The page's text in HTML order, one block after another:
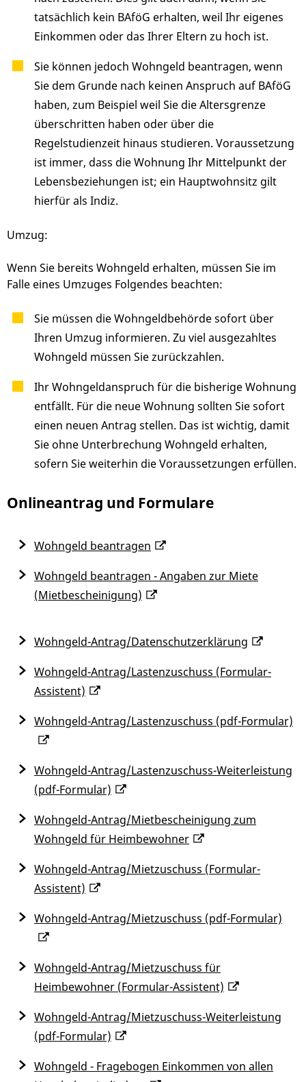
tatsächlich kein BAföG erhalten, weil Ihr eigenes
Einkommen oder das Ihrer Eltern zu hoch ist.
Sie können jedoch Wohngeld beantragen, wenn
Sie dem Grunde nach keinen Anspruch auf BAföG
haben, zum Beispiel weil Sie die Altersgrenze
überschritten haben oder über die
Regelstudienzeit hinaus studieren. Voraussetzung
ist immer, dass die Wohnung Ihr Mittelpunkt der
Lebensbeziehungen ist; ein Hauptwohnsitz gilt
hierfür als Indiz.
Umzug:
Wenn Sie bereits Wohngeld erhalten, müssen Sie im
Falle eines Umzuges Folgendes beachten:
Sie müssen die Wohngeldbehörde sofort über
Ihren Umzug informieren. Zu viel ausgezahltes
Wohngeld müssen Sie zurückzahlen.
Ihr Wohngeldanspruch für die bisherige Wohnung
entfällt. Für die neue Wohnung sollten Sie sofort
einen neuen Antrag stellen. Das ist wichtig, damit
Sie ohne Unterbrechung Wohngeld erhalten,
sofern Sie weiterhin die Voraussetzungen erfüllen.
Onlineantrag und Formulare
Wohngeld beantragen
Wohngeld beantragen - Angaben zur Miete
(Mietbescheinigung)
Wohngeld-Antrag/Datenschutzerklärung
Wohngeld-Antrag/Lastenzuschuss (Formular-
Assistent)
Wohngeld-Antrag/Lastenzuschuss (pdf-Formular)
Wohngeld-Antrag/Lastenzuschuss-Weiterleistung
(pdf-Formular)
Wohngeld-Antrag/Mietbescheinigung zum
Wohngeld für Heimbewohner
Wohngeld-Antrag/Mietzuschuss (Formular-
Assistent)
Wohngeld-Antrag/Mietzuschuss (pdf-Formular)
Wohngeld-Antrag/Mietzuschuss für
Heimbewohner (Formular-Assistent)
Wohngeld-Antrag/Mietzuschuss-Weiterleistung
(pdf-Formular)
Wohngeld - Fragebogen Einkommen von allen